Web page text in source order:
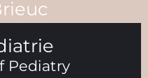
Pediatry